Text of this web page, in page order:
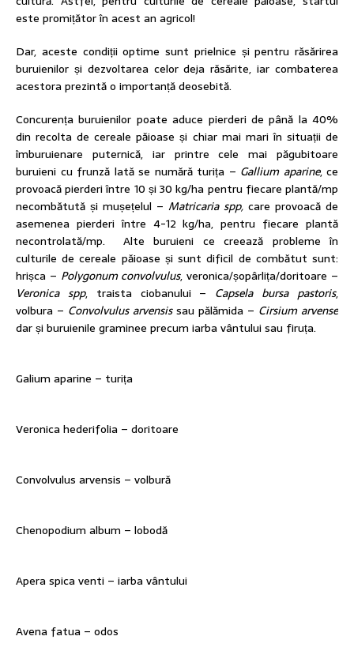
este promițător în acest an agricol!
Dar, aceste condiții optime sunt prielnice și pentru răsărirea
buruienilor și dezvoltarea celor deja răsărite, iar combaterea
acestora prezintă o importanță deosebită.
Concurența buruienilor poate aduce pierderi de până la 40%
din recolta de cereale păioase și chiar mai mari în situații de
îmburuienare puternică, iar printre cele mai păgubitoare
buruieni cu frunză lată se numără turița – Gallium aparine, ce
provoacă pierderi între 10 și 30 kg/ha pentru fiecare plantă/mp
necombătută și mușețelul – Matricaria spp, care provoacă de
asemenea pierderi între 4-12 kg/ha, pentru fiecare plantă
necontrolată/mp. Alte buruieni ce creează probleme în
culturile de cereale păioase și sunt dificil de combătut sunt:
hrișca – Polygonum convolvulus, veronica/șopârlița/doritoare –
Veronica spp, traista ciobanului – Capsela bursa pastoris,
volbura – Convolvulus arvensissau pălămida – Cirsium arvense
dar și buruienile graminee precum iarba vântului sau firuța.
Galium aparine – turița
Veronica hederifolia – doritoare
Convolvulus arvensis – volbură
Chenopodium album – lobodă
Apera spica venti – iarba vântului
Avena fatua – odos